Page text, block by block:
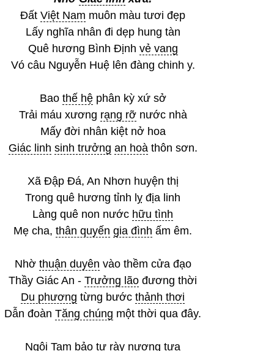
Đất Việt Nam muôn màu tươi đẹp
Lấy nghĩa nhân đi dẹp hung tàn
Quê hương Bình Định vẻ vang
Vó câu Nguyễn Huệ lên đàng chinh y.
Bao thế hệphân kỳ xứ sở
Trải máu xương rạng rỡnước nhà
Mấy đời nhân kiệt nở hoa
Giác linh sinh trưởng an hoàthôn sơn.
Xã Đập Đá, An Nhơn huyện thị
Trong quê hương tỉnh lỵ địa linh
Làng quê non nước hữu tình
Mẹ cha, thân quyến gia đình ấm êm.
Nhờ thuận duyên vào thềm cửa đạo
Thầy Giác An - Trưởng lão đương thời
Du phương từng bước thảnh thơi
Dẫn đoàn Tăng chúng một thời qua đây.
Ngôi Tam bảo tự rày nương tựa